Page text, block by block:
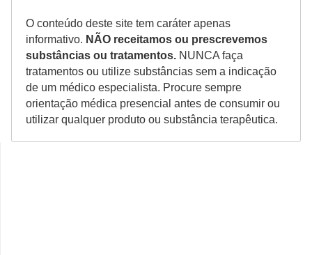
O conteúdo deste site tem caráter apenas
informativo. NÃO receitamos ou prescrevemos
substâncias ou tratamentos. NUNCA faça
tratamentos ou utilize substâncias sem a indicação
de um médico especialista. Procure sempre
orientação médica presencial antes de consumir ou
utilizar qualquer produto ou substância terapêutica.